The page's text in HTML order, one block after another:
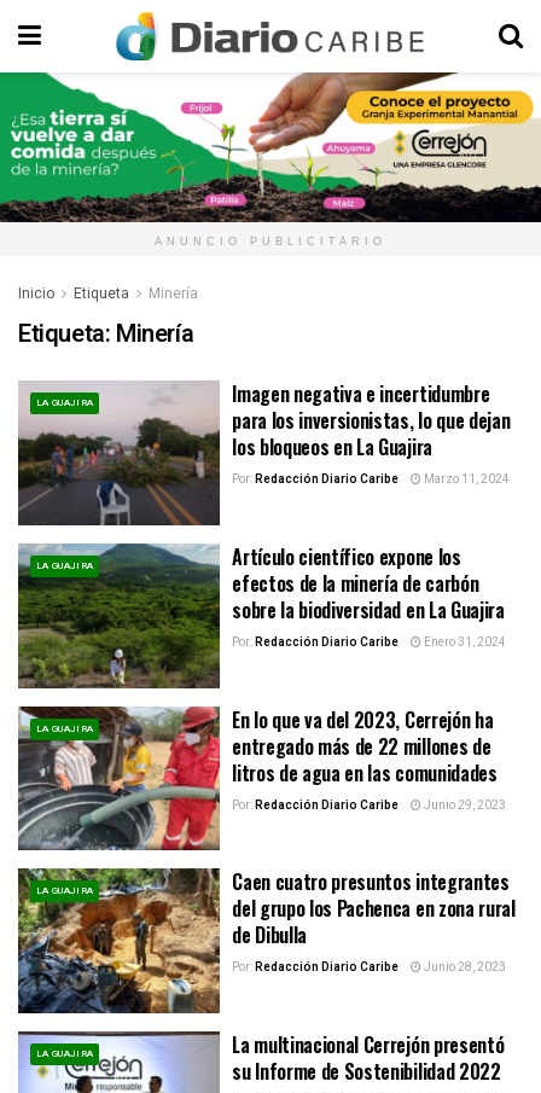
ANUNCIO PUBLICITARIO
Inicio Etiqueta Minería
Etiqueta: Minería
LA GUAJIRA
Imagen negativa e incertidumbre
para los inversionistas, lo que dejan
los bloqueos en La Guajira
Por:Redacción Diario Caribe Marzo 11, 2024
LA GUAJIRA
Artículo científico expone los
efectos de la minería de carbón
sobre la biodiversidad en La Guajira
Por:Redacción Diario Caribe Enero 31, 2024
LA GUAJIRA
En lo que va del 2023, Cerrejón ha
entregado más de 22 millones de
litros de agua en las comunidades
Por:Redacción Diario Caribe Junio 29, 2023
LA GUAJIRA
Caen cuatro presuntos integrantes
del grupo los Pachenca en zona rural
de Dibulla
Por:Redacción Diario Caribe Junio 28, 2023
LA GUAJIRA
La multinacional Cerrejón presentó
su Informe de Sostenibilidad 2022